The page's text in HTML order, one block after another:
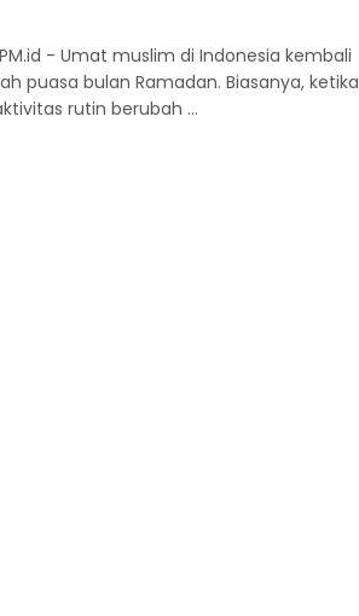
- Umat muslim di Indonesia kembali
puasa bulan Ramadan. Biasanya, ketika
rutin berubah ...